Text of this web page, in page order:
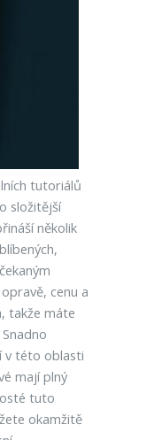
tutoriálů
složitější
několik
cenu a
takže máte
v této oblasti
mají plný
tuto
okamžitě